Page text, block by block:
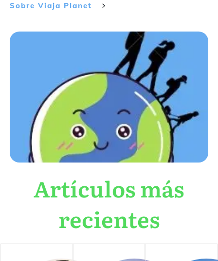
Sobre Viaja Planet
Artículos más
recientes